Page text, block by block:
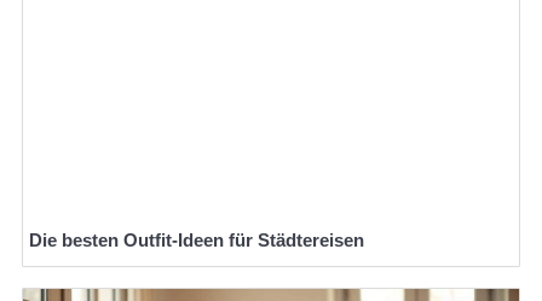
Die besten Outfit-Ideen für Städtereisen